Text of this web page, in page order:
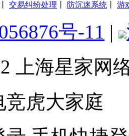
交易纠纷处理 防沉迷系统 游
号-11 |
上海星家网
虎大家庭